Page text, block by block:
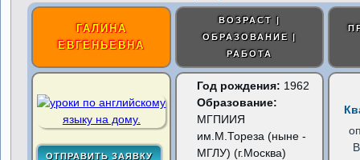
ГАЛИНА
ЕВГЕНЬЕВНА
ВОЗРАСТ |
ОБРАЗОВАНИЕ |
РАБОТА
Год рождения: 1962
Образование:
МГПИИЯ
им.М.Тореза (ныне -
МГЛУ) (г.Москва)